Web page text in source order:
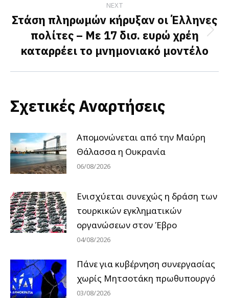
NEXT
Next
post:
Στάση πληρωμών κήρυξαν οι Έλληνες
πολίτες – Με 17 δισ. ευρώ χρέη
καταρρέει το μνημονιακό μοντέλο
Σχετικές Αναρτήσεις
Απομονώνεται από την Μαύρη
Θάλασσα η Ουκρανία
06/08/2026
Ενισχύεται συνεχώς η δράση των
τουρκικών εγκληματικών
οργανώσεων στον Έβρο
04/08/2026
Πάνε για κυβέρνηση συνεργασίας
χωρίς Μητσοτάκη πρωθυπουργό
03/08/2026